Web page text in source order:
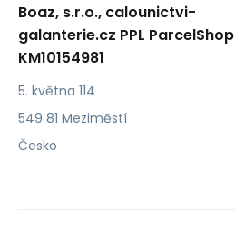
Boaz, s.r.o., calounictvi-
galanterie.cz PPL ParcelShop
KM10154981
5. května 114
549 81 Meziměstí
Česko